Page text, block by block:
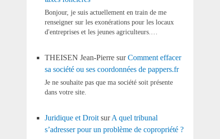
Bonjour, je suis actuellement en train de me
renseigner sur les exonérations pour les locaux
d'entreprises et les jeunes agriculteurs.…
THEISEN Jean-PierresurComment effacer
sa société ou ses coordonnées de pappers.fr
Je ne souhaite pas que ma société soit présente
dans votre site.
Juridique et DroitsurA quel tribunal
s’adresser pour un problème de copropriété ?